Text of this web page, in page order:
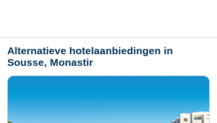
Alternatieve hotelaanbiedingen in
Sousse, Monastir